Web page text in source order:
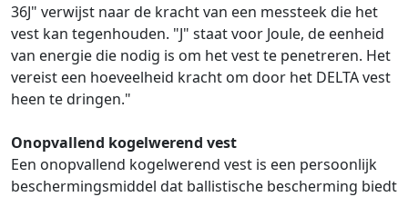
36J" verwijst naar de kracht van een messteek die het
vest kan tegenhouden. "J" staat voor Joule, de eenheid
van energie die nodig is om het vest te penetreren. Het
vereist een hoeveelheid kracht om door het DELTA vest
heen te dringen."
Onopvallend kogelwerend vest
Een onopvallend kogelwerend vest is een persoonlijk
beschermingsmiddel dat ballistische bescherming biedt